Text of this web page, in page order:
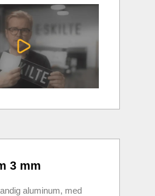
3 mm
aluminum, med